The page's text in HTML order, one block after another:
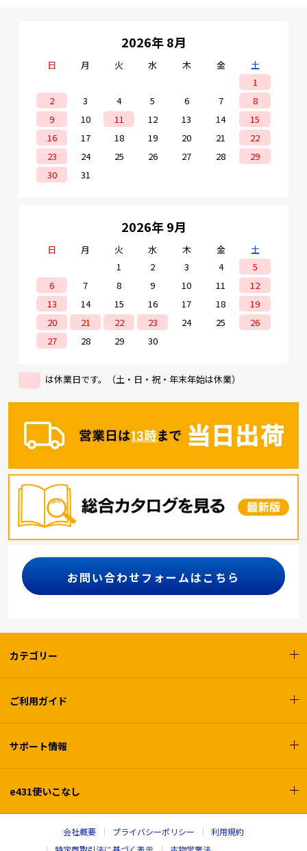
2026年 8月
日 月 火 水 木 金
土
1
2
3 4 5 6 7
8
9
10 11 12 13 14
15
16
17 18 19 20 21
22
23
24 25 26 27 28
29
30
31
2026年 9月
日 月 火 水 木 金
土
1
2 3 4
5
6
7 8 9 10 11
12
13
14 15 16 17 18
19
20
21 22 23 24 25
26
27
28 29 30
は休業日です。（土・日・祝・年末年始は休業）
お問い合わせフォームはこちら
カテゴリー
ご利用ガイド
サポート情報
e431使いこなし
会社概要 プライバシーポリシー
利用規約